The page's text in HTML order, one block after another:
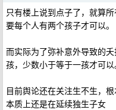
只有楼上说到点子了，就算
要每个人有两个孩子才可以。
而实际为了弥补意外导致的
孩，少数小于等于一孩才可以
目前舆论还在关注生不生，
本质上还是在延续独生子女